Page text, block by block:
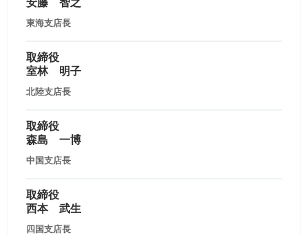
安藤 智之
東海支店長
取締役
室林 明子
北陸支店長
取締役
森島 一博
中国支店長
取締役
西本 武生
四国支店長